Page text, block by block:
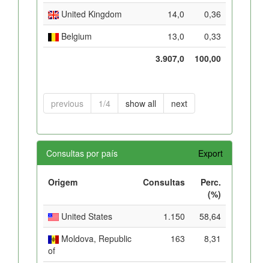
United Kingdom
14,0
0,36
Belgium
13,0
0,33
3.907,0
100,00
previous 1/4 show all next
Consultas por país Export
Origem Consultas
Perc.
(%)
United States
1.150
58,64
Moldova, Republic
of
163 8,31